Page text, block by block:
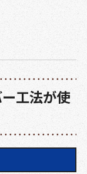
工法が使